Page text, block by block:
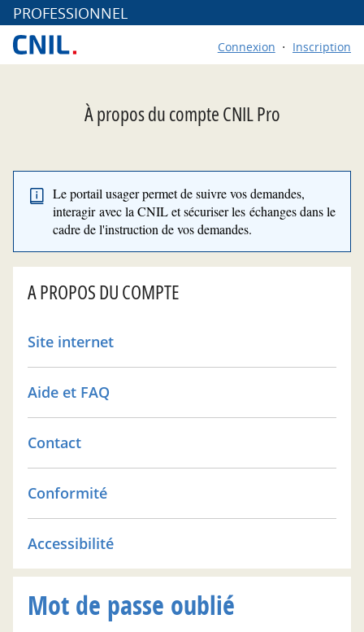
PROFESSIONNEL
Connexion Inscription
À propos du compte CNIL Pro
Le portail usager permet de suivre vos demandes,
interagir avec la CNIL et sécuriser les échanges dans le
cadre de l'instruction de vos demandes.
A PROPOS DU COMPTE
Site internet
Aide et FAQ
Contact
Conformité
Accessibilité
Mot de passe oublié
*